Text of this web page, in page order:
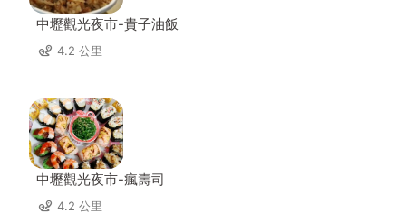
中壢觀光夜市-貴子油飯
4.2 公里
中壢觀光夜市-瘋壽司
4.2 公里